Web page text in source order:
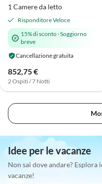
1 Camere da letto
Risponditore Veloce
15% di sconto·Soggiorno
breve
Cancellazione gratuita
852,75 €
2 Ospiti / 7 Notti
Idee per le vacanze
Non sai dove andare? Esplora
vacanze!